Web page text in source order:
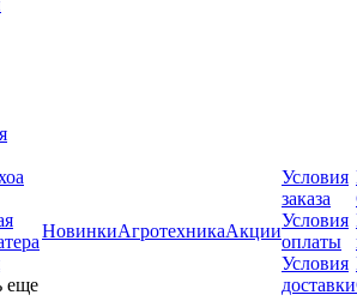
еще
НовинкиАгротехникаАкции
Условия
заказа
Условия
оплаты
Условия
доставки